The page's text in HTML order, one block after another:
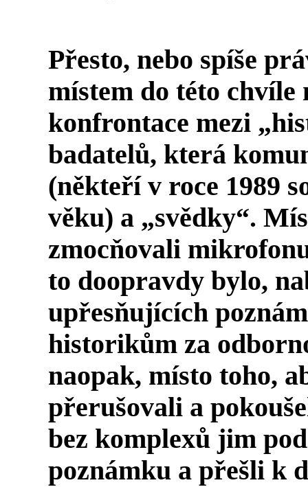
Přesto, nebo spíše
místem do této chvíle
konfrontace mezi
badatelů, která
(někteří v roce 1989
věku) a „svědky“.
zmocňovali
to doopravdy bylo,
upřesňujících
historikům za
naopak, místo toho,
přerušovali a
bez komplexů jim
poznámku a přešli k